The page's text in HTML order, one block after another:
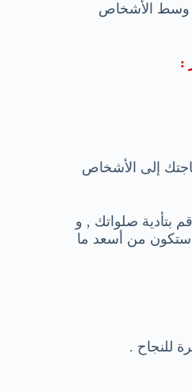
وسط الأشخاص
إلى الأشخاص
بتأدية صلواتك , و
ستكون من أسعد ما
للنجاح .